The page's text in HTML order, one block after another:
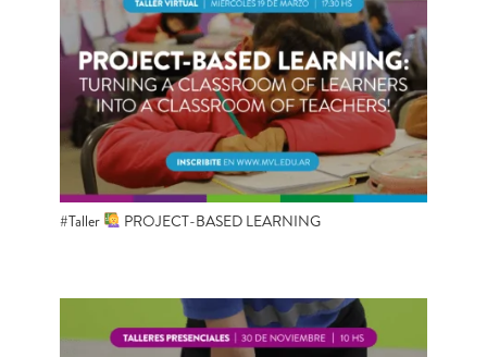
#Taller PROJECT-BASED LEARNING